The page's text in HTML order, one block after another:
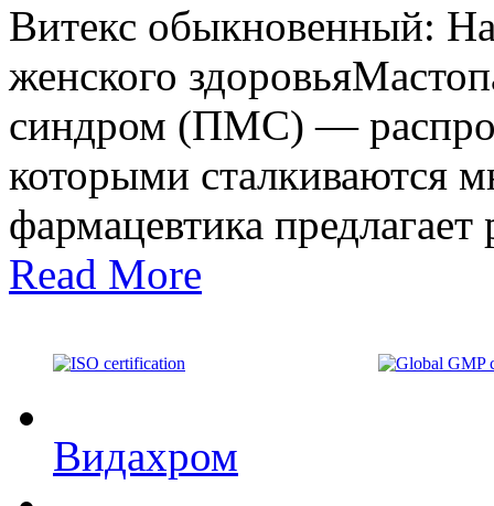
Витекс обыкновенный:
женского
синдром (ПМС) —
которыми сталкиваются
фармацевтика
Read More
Видахром